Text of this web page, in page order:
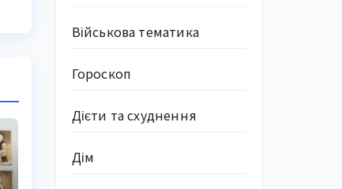
Військова тематика
Гороскоп
Дієти та схуднення
Дім